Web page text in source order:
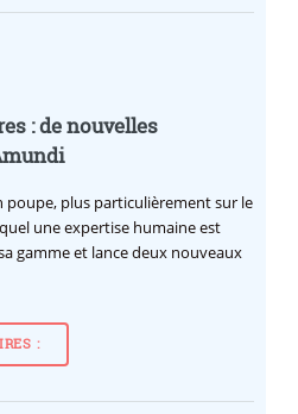
: de nouvelles
poupe, plus particulièrement sur le
une expertise humaine est
gamme et lance deux nouveaux
: